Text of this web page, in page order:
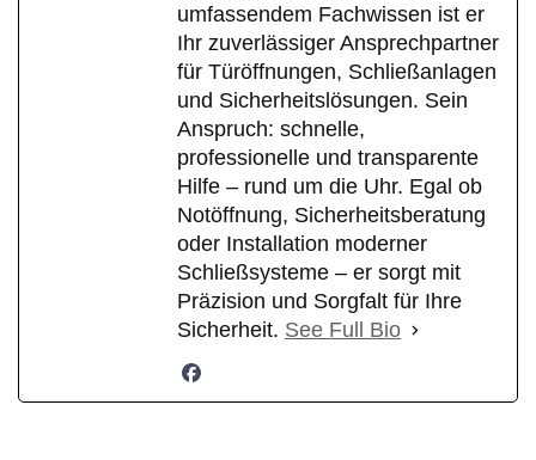
umfassendem Fachwissen ist er
Ihr zuverlässiger Ansprechpartner
für Türöffnungen, Schließanlagen
und Sicherheitslösungen. Sein
Anspruch: schnelle,
professionelle und transparente
Hilfe – rund um die Uhr. Egal ob
Notöffnung, Sicherheitsberatung
oder Installation moderner
Schließsysteme – er sorgt mit
Präzision und Sorgfalt für Ihre
Sicherheit. See Full Bio